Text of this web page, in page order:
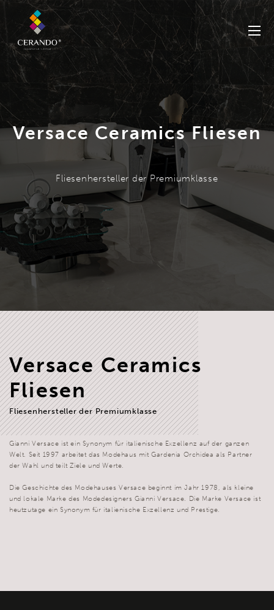
Versace Ceramics Fliesen
Fliesenhersteller der Premiumklasse
Versace Ceramics
Fliesen
Fliesenhersteller der Premiumklasse
Gianni Versace ist ein Synonym für italienische Exzellenz auf der ganzen
Welt. Seit 1997 arbeitet das Modehaus mit Gardenia Orchidea als Partner
der Wahl und teilt Ziele und Werte.
Die Geschichte des Modehauses Versace beginnt im Jahr 1978, als kleine
und lokale Marke des Modedesigners Gianni Versace. Die Marke Versace ist
heutzutage ein Synonym für italienische Exzellenz und Prestige.